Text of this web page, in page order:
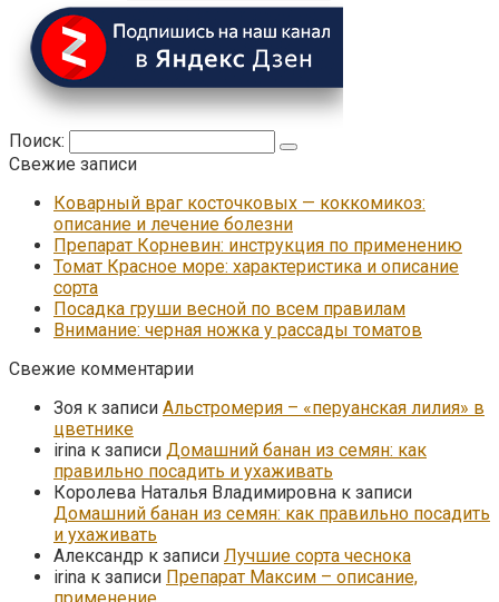
Поиск:
Свежие записи
Коварный враг косточковых — коккомикоз:
описание и лечение болезни
Препарат Корневин: инструкция по применению
Томат Красное море: характеристика и описание
сорта
Посадка груши весной по всем правилам
Внимание: черная ножка у рассады томатов
Свежие комментарии
Зоя к записи Альстромерия – «перуанская лилия» в
цветнике
irina к записи Домашний банан из семян: как
правильно посадить и ухаживать
Королева Наталья Владимировна к записи
Домашний банан из семян: как правильно посадить
и ухаживать
Александр к записи Лучшие сорта чеснока
irina к записи Препарат Максим – описание,